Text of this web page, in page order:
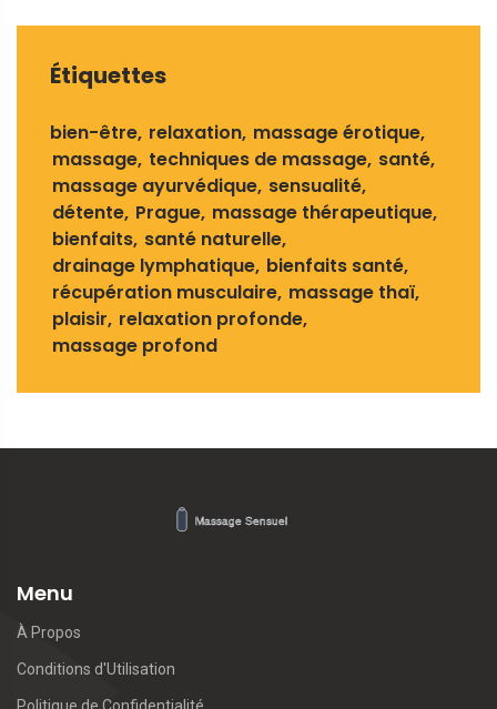
Étiquettes
bien-être relaxation massage érotique
massage techniques de massage santé
massage ayurvédique sensualité
détente Prague massage thérapeutique
bienfaits santé naturelle
drainage lymphatique bienfaits santé
récupération musculaire massage thaï
plaisir relaxation profonde
massage profond
Menu
À Propos
Conditions d'Utilisation
Politique de Confidentialité